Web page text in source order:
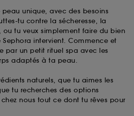
unique, avec des besoins
tu contre la sécheresse, la
ou tu veux simplement faire du bien
intervient. Commence et
par un petit rituel spa avec les
adaptés à ta peau.
naturels, que tu aimes les
tu recherches des options
nous tout ce dont tu rêves pour